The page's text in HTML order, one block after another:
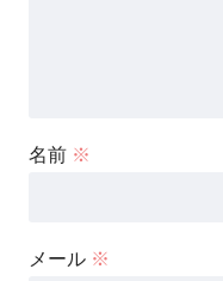
名前 ※
メール ※